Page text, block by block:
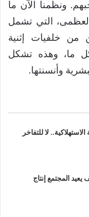
ونظمنا الآن ما
التي تشمل
من خلفيات إثنية
ما، وهذه تشكل
وأنسنتها.
لا للتفاخر
المجتمع إنتاج